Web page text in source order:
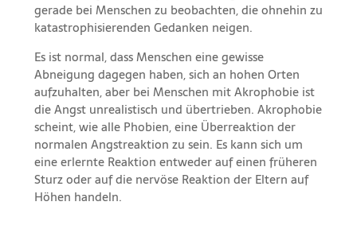
gerade bei Menschen zu beobachten, die ohnehin zu
katastrophisierenden Gedanken neigen.
Es ist normal, dass Menschen eine gewisse
Abneigung dagegen haben, sich an hohen Orten
aufzuhalten, aber bei Menschen mit Akrophobie ist
die Angst unrealistisch und übertrieben. Akrophobie
scheint, wie alle Phobien, eine Überreaktion der
normalen Angstreaktion zu sein. Es kann sich um
eine erlernte Reaktion entweder auf einen früheren
Sturz oder auf die nervöse Reaktion der Eltern auf
Höhen handeln.